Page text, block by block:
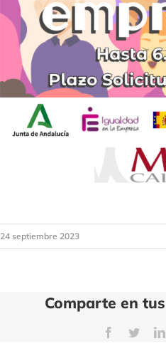
24 septiembre 2023
Comparte en